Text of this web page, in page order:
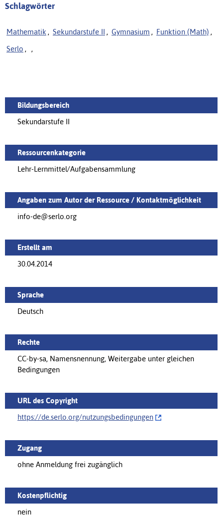
Schlagwörter
Mathematik , Sekundarstufe II , Gymnasium , Funktion (Math) ,
Serlo , ,
Bildungsbereich
Sekundarstufe II
Ressourcenkategorie
Lehr-Lernmittel/Aufgabensammlung
Angaben zum Autor der Ressource / Kontaktmöglichkeit
info-de@serlo.org
Erstellt am
30.04.2014
Sprache
Deutsch
Rechte
CC-by-sa, Namensnennung, Weitergabe unter gleichen
Bedingungen
URL des Copyright
https://de.serlo.org/‌nutzungsbedingungen
Zugang
ohne Anmeldung frei zugänglich
Kostenpflichtig
nein